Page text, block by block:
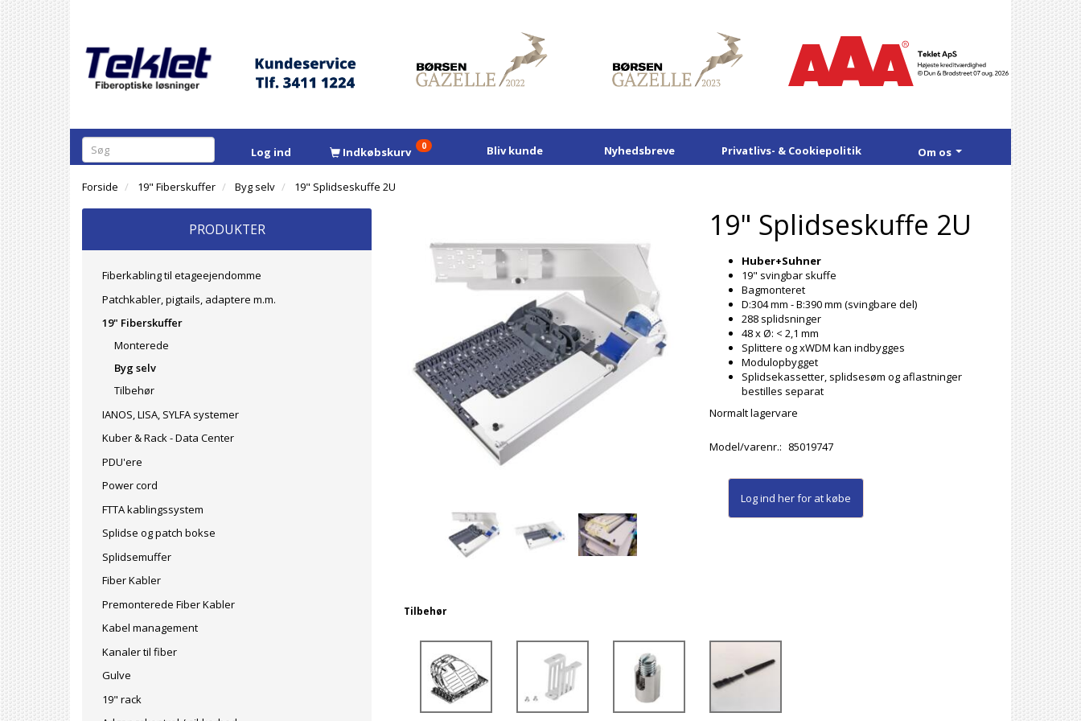
Log ind Indkøbskurv 0 Bliv kunde Nyhedsbreve Privatlivs- & Cookiepolitik Om os
Forside 19" Fiberskuffer Byg selv 19" Splidseskuffe 2U
PRODUKTER
Fiberkabling til etageejendomme
Patchkabler, pigtails, adaptere m.m.
19" Fiberskuffer
Monterede
Byg selv
Tilbehør
IANOS, LISA, SYLFA systemer
Kuber & Rack - Data Center
PDU'ere
Power cord
FTTA kablingssystem
Splidse og patch bokse
Splidsemuffer
Fiber Kabler
Premonterede Fiber Kabler
Kabel management
Kanaler til fiber
Gulve
19" rack
19" Splidseskuffe 2U
Huber+Suhner
19" svingbar skuffe
Bagmonteret
D:304 mm - B:390 mm (svingbare del)
288 splidsninger
48 x Ø: < 2,1 mm
Splittere og xWDM kan indbygges
Modulopbygget
Splidsekassetter, splidsesøm og aflastninger
bestilles separat
Normalt lagervare
Model/varenr.: 85019747
Log ind herfor at købe
Tilbehør